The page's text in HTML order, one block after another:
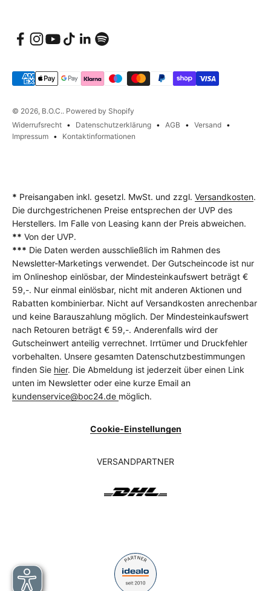
© 2026, B.O.C.. Powered by Shopify
Widerrufsrecht
Datenschutzerklärung AGB
Versand
Impressum
Kontaktinformationen
* Preisangaben inkl. gesetzl. MwSt. und zzgl. Versandkosten.
Die durchgestrichenen Preise entsprechen der UVP des
Herstellers. Im Falle von Leasing kann der Preis abweichen.
** Von der UVP.
*** Die Daten werden ausschließlich im Rahmen des
Newsletter-Marketings verwendet. Der Gutscheincode ist nur
im Onlineshop einlösbar, der Mindesteinkaufswert beträgt €
59,-. Nur einmal einlösbar, nicht mit anderen Aktionen und
Rabatten kombinierbar. Nicht auf Versandkosten anrechenbar
und keine Barauszahlung möglich. Der Mindesteinkaufswert
nach Retouren beträgt € 59,-. Anderenfalls wird der
Gutscheinwert anteilig verrechnet. Irrtümer und Druckfehler
vorbehalten. Unsere gesamten Datenschutzbestimmungen
finden Sie hier. Die Abmeldung ist jederzeit über einen Link
unten im Newsletter oder eine kurze Email an
kundenservice@boc24.de möglich.
Cookie-Einstellungen
VERSANDPARTNER